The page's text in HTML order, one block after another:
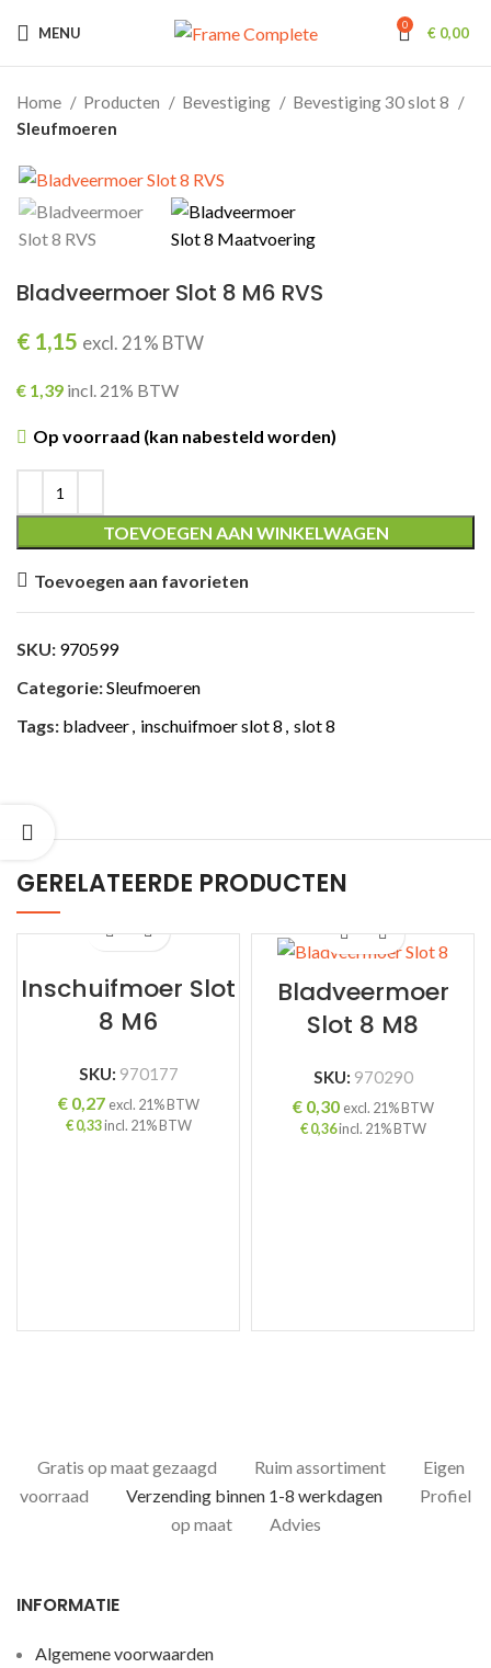
MENU 0 € 0,00
Home Producten Bevestiging
Bevestiging 30 slot 8
Sleufmoeren
Bladveermoer Slot 8 M6 RVS
€ 1,15 excl. 21% BTW
€ 1,39 incl. 21% BTW
Op voorraad (kan nabesteld worden)
TOEVOEGEN AAN WINKELWAGEN
Toevoegen aan favorieten
SKU: 970599
Categorie:Sleufmoeren
Tags: bladveer, inschuifmoer slot 8 , slot 8
GERELATEERDE PRODUCTEN
Inschuifmoer Slot
8 M6
SKU: 970177
€0,27 excl. 21% BTW
€0,33incl. 21% BTW
Bladveermoer
Slot 8 M8
SKU: 970290
€0,30 excl. 21% BTW
€0,36incl. 21% BTW
Gratis op maat gezaagd Ruim assortiment
Eigen
voorraad
Verzending binnen 1-8 werkdagen
Profiel
op maat
Advies
INFORMATIE
Algemene voorwaarden